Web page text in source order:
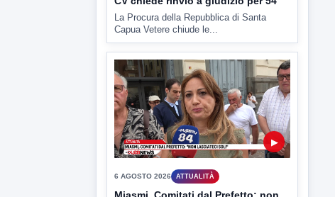
CRONACA
"Sistema Caprio", Procura S.Maria
CV chiede rinvio a giudizio per 54
La Procura della Repubblica di Santa
Capua Vetere chiude le...